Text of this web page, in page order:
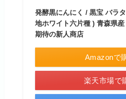
発酵黒にんにく / 黒宝 バラ
地ホワイト六片種 ) 青森県
期待の新人商店
Amazonで
楽天市場で